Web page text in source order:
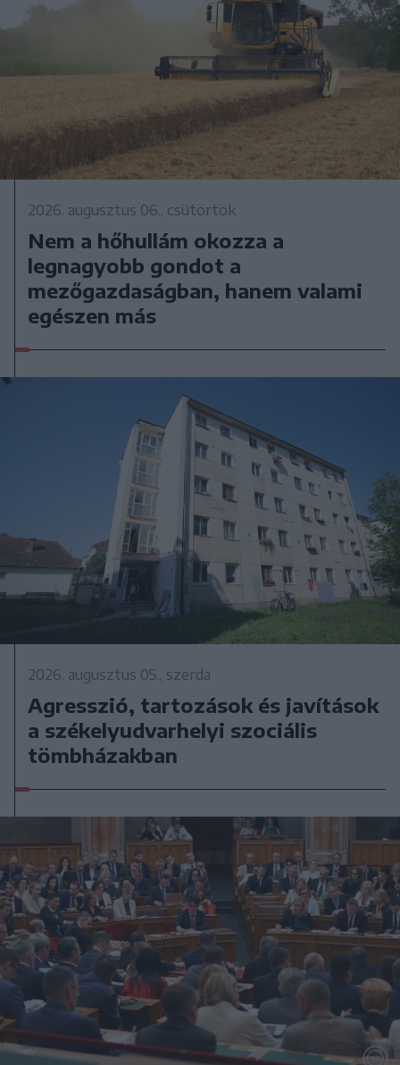
2026. augusztus 06., csütörtök
Nem a hőhullám okozza a
legnagyobb gondot a
mezőgazdaságban, hanem valami
egészen más
2026. augusztus 05., szerda
Agresszió, tartozások és javítások
a székelyudvarhelyi szociális
tömbházakban